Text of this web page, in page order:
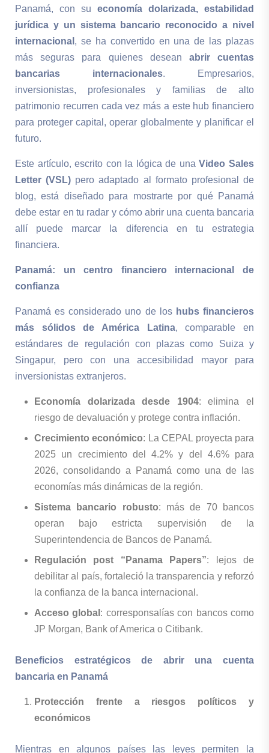
Panamá, con su economía dolarizada, estabilidad
jurídica y un sistema bancario reconocido a nivel
internacional , se ha convertido en una de las plazas
más seguras para quienes desean abrir cuentas
bancarias internacionales. Empresarios,
inversionistas, profesionales y familias de alto
patrimonio recurren cada vez más a este hub financiero
para proteger capital, operar globalmente y planificar el
futuro.
Este artículo, escrito con la lógica de unaVideo Sales
Letter (VSL) pero adaptado al formato profesional de
blog, está diseñado para mostrarte por qué Panamá
debe estar en tu radar y cómo abrir una cuenta bancaria
allí puede marcar la diferencia en tu estrategia
financiera.
Panamá: un centro financiero internacional de
confianza
Panamá es considerado uno de los hubs financieros
más sólidos de América Latina, comparable en
estándares de regulación con plazas como Suiza y
Singapur, pero con una accesibilidad mayor para
inversionistas extranjeros.
Economía dolarizada desde 1904: elimina el
riesgo de devaluación y protege contra inflación.
Crecimiento económico: La CEPAL proyecta para
2025 un crecimiento del 4.2% y del 4.6% para
2026, consolidando a Panamá como una de las
economías más dinámicas de la región.
Sistema bancario robusto: más de 70 bancos
operan bajo estricta supervisión de la
Superintendencia de Bancos de Panamá.
Regulación post “Panama Papers”: lejos de
debilitar al país, fortaleció la transparencia y reforzó
la confianza de la banca internacional.
Acceso global : corresponsalías con bancos como
JP Morgan, Bank of America o Citibank.
Beneficios estratégicos de abrir una cuenta
bancaria en Panamá
Protección frente a riesgos políticos y
económicos
Mientras en algunos países las leyes permiten la